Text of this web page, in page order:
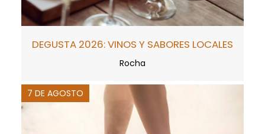
DEGUSTA 2026: VINOS Y SABORES LOCALES
Rocha
7 DE AGOSTO